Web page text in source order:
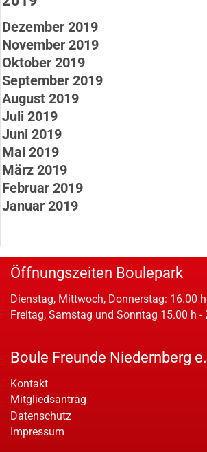
Dezember 2019
November 2019
Oktober 2019
September 2019
August 2019
Juli 2019
Juni 2019
Mai 2019
März 2019
Februar 2019
Januar 2019
Öffnungszeiten Boulepark
Dienstag, Mittwoch, Donnerstag: 16.00
Freitag, Samstag und Sonntag 15.00 h -
Boule Freunde Niedernberg
Kontakt
Mitgliedsantrag
Datenschutz
Impressum